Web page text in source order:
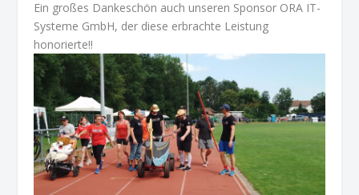
Ein großes Dankeschön auch unseren Sponsor ORA IT-
Systeme GmbH, der diese erbrachte Leistung
honorierte!!